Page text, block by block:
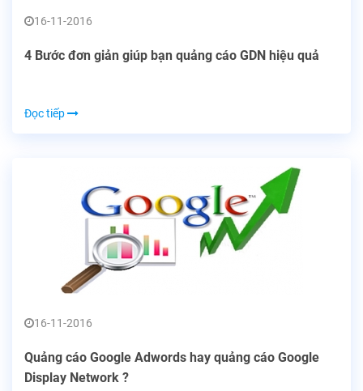
16-11-2016
4 Bước đơn giản giúp bạn quảng cáo GDN hiệu quả
Đọc tiếp
16-11-2016
Quảng cáo Google Adwords hay quảng cáo Google
Display Network ?